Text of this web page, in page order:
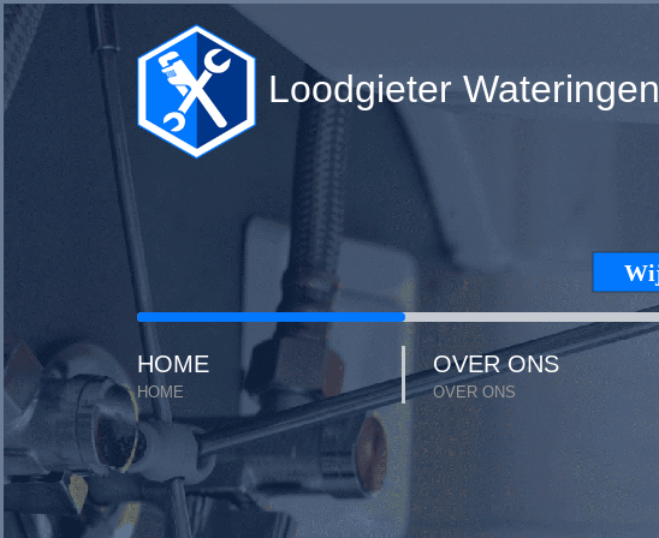
Loodgieter Wateringen
HOME
HOME
OVER ONS
OVER ONS